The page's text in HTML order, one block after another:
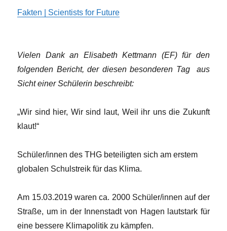
Fakten | Scientists for Future
Vielen Dank an Elisabeth Kettmann (EF) für den
folgenden Bericht, der diesen besonderen Tag aus
Sicht einer Schülerin beschreibt:
„Wir sind hier, Wir sind laut, Weil ihr uns die Zukunft
klaut!“
Schüler/innen des THG beteiligten sich am erstem
globalen Schulstreik für das Klima.
Am 15.03.2019 waren ca. 2000 Schüler/innen auf der
Straße, um in der Innenstadt von Hagen lautstark für
eine bessere Klimapolitik zu kämpfen.